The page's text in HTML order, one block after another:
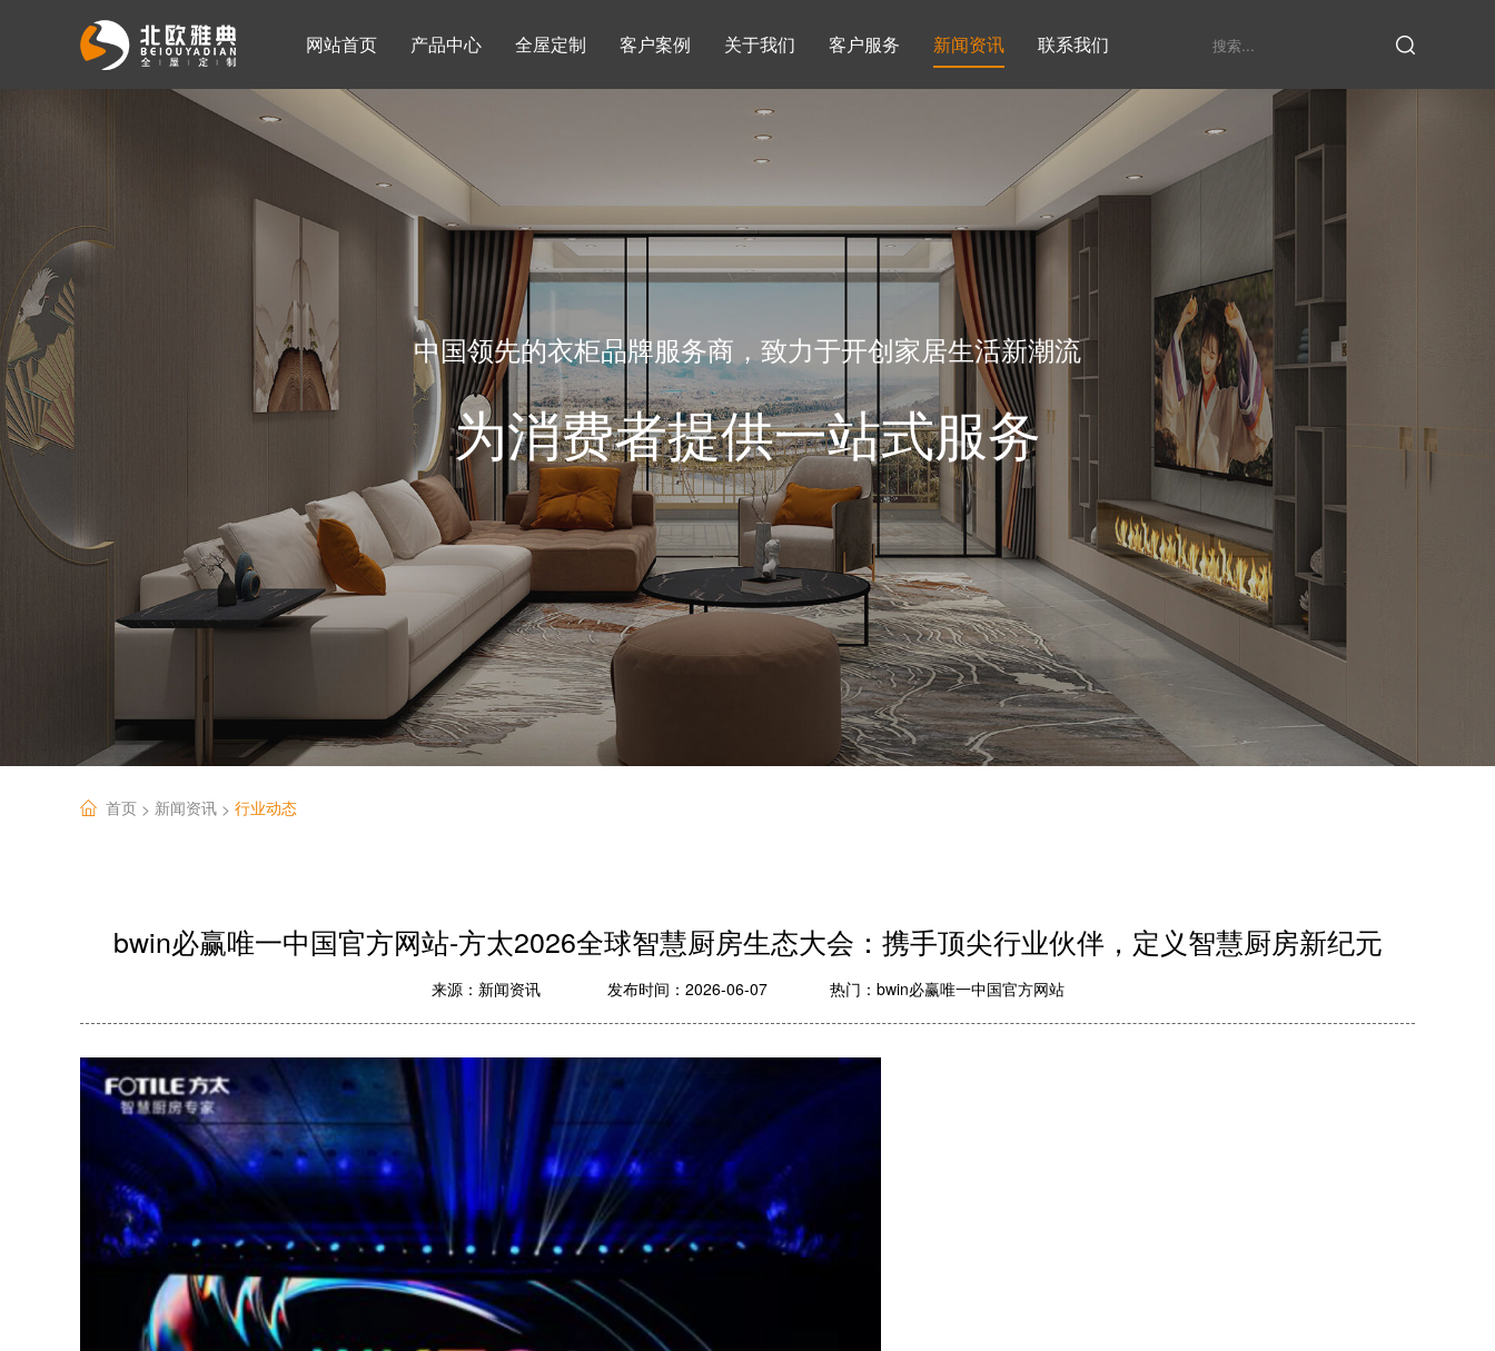
网站首页 产品中心
衣帽间
全屋定制 客户案例
书柜系列 酒柜系列 鞋柜系列
关于我们
公司简介 发展历程
客户服务 新闻资讯
公司新闻 家具定制厂家
联系我们
中国领先的衣柜品牌服务商，致力于开创家居生活新潮流
为消费者提供一站式服务
首页 > 新闻资讯 > 行业动态
bwin必赢唯一中国官方网站-方太2026全球智慧厨房生态大会：携手顶尖行业伙伴，定义智慧厨房新纪元
来源： 新闻资讯 发布时间：2026-06-07 热门： bwin必赢唯一中国官方网站